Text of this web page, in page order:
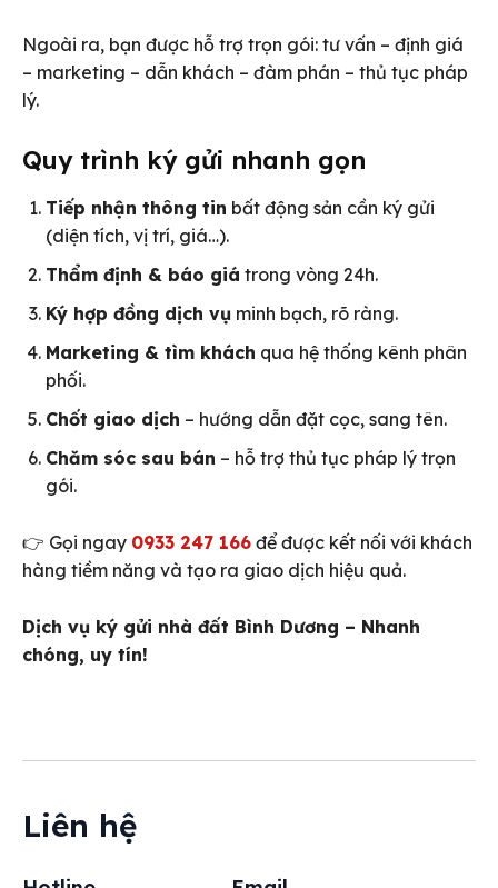
Ngoài ra, bạn được hỗ trợ trọn gói: tư vấn – định giá
– marketing – dẫn khách – đàm phán – thủ tục pháp
lý.
Quy trình ký gửi nhanh gọn
Tiếp nhận thông tin bất động sản cần ký gửi
(diện tích, vị trí, giá…).
Thẩm định & báo giá trong vòng 24h.
Ký hợp đồng dịch vụ minh bạch, rõ ràng.
Marketing & tìm khách qua hệ thống kênh phân
phối.
Chốt giao dịch – hướng dẫn đặt cọc, sang tên.
Chăm sóc sau bán – hỗ trợ thủ tục pháp lý trọn
gói.
👉 Gọi ngay 0933 247 166 để được kết nối với khách
hàng tiềm năng và tạo ra giao dịch hiệu quả.
Dịch vụ ký gửi nhà đất Bình Dương – Nhanh
chóng, uy tín!
Liên hệ